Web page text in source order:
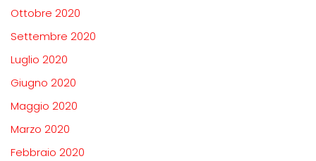
Ottobre 2020
Settembre 2020
Luglio 2020
Giugno 2020
Maggio 2020
Marzo 2020
Febbraio 2020